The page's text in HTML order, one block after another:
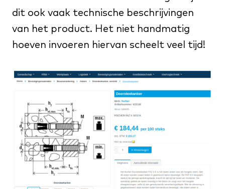
dit ook vaak technische beschrijvingen
van het product. Het niet handmatig
hoeven invoeren hiervan scheelt veel tijd!